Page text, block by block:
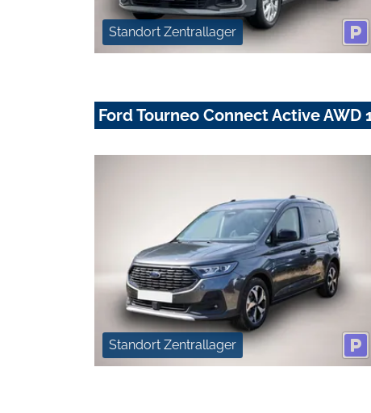
Standort Zentrallager
Ford Tourneo Connect Active AWD
Standort Zentrallager